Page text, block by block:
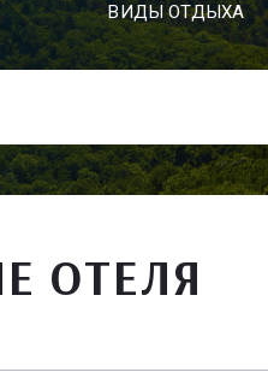
ВИДЫ ОТДЫХА
ОТЕЛЯ